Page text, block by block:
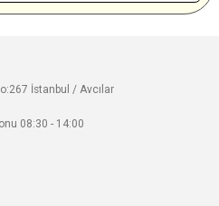
İstanbul / Avcılar
08:30 - 14:00